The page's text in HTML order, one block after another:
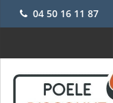
04 50 16 11 87